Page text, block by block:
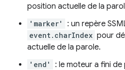
position actuelle de la
'marker' : un repère
event.charIndex pour
actuelle de la parole.
'end' : le moteur a fini